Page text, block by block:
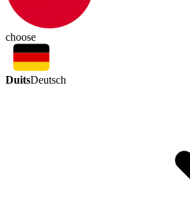
choose
DuitsDeutsch